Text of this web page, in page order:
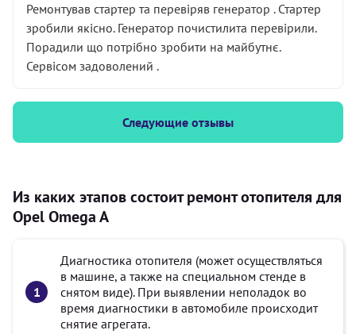
Ремонтував стартер та перевіряв генератор . Стартер
зробили якісно. Генератор почистилита перевірили.
Порадили що потрібно зробити на майбутнє.
Сервісом задоволений .
Следующие отзывы
Из каких этапов состоит ремонт отопителя для
Opel Omega A
Диагностика отопителя (может осуществляться
в машине, а также на специальном стенде в
снятом виде). При выявлении неполадок во
время диагностики в автомобиле происходит
снятие агрегата.